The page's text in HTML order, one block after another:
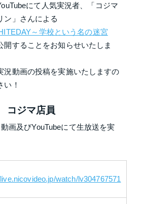
にて人気実況者、「コジマ
ン」さんによる
～学校という名の迷宮
開することをお知らせいたしま
況動画の投稿を実施いたしますの
い！
コジマ店員
画及びYouTubeにて生放送を実
watch/lv304767571